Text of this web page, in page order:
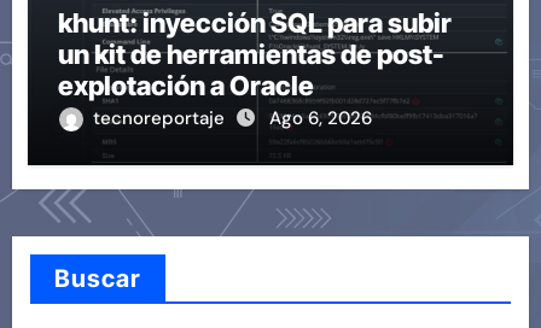
khunt: inyección SQL para subir
un kit de herramientas de post-
explotación a Oracle
tecnoreportaje Ago 6, 2026
Buscar